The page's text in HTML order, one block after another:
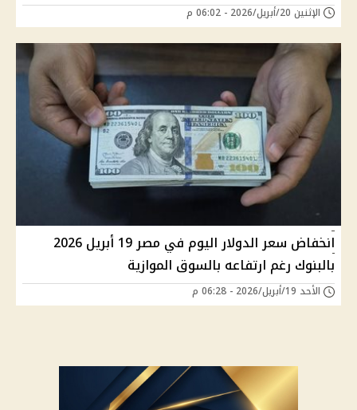
الإثنين 20/أبريل/2026 - 06:02 م
انخفاض سعر الدولار اليوم في مصر 19 أبريل 2026
بالبنوك رغم ارتفاعه بالسوق الموازية
الأحد 19/أبريل/2026 - 06:28 م